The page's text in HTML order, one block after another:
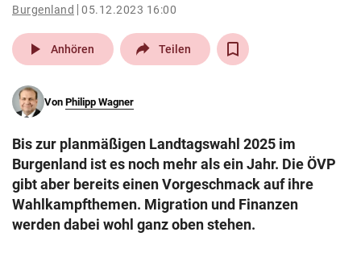
pin_drop
Wien arrow_right
search
eingeben
© Krone Multimedia GmbH & Co KG 2026
Burgenland 05.12.2023 16:00
play_arrow Anhören Teilen
Von Philipp Wagner
Bis zur planmäßigen Landtagswahl 2025 im
Burgenland ist es noch mehr als ein Jahr. Die ÖVP
gibt aber bereits einen Vorgeschmack auf ihre
Wahlkampfthemen. Migration und Finanzen
werden dabei wohl ganz oben stehen.